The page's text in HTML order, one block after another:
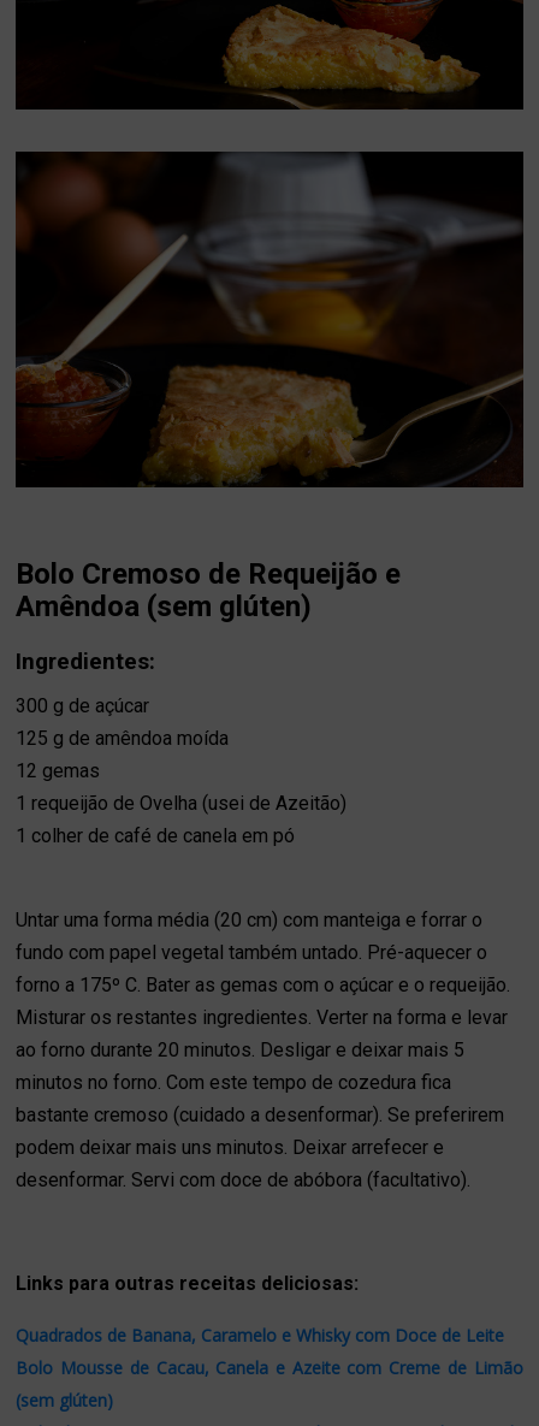
Bolo Cremoso de Requeijão e
Amêndoa (sem glúten)
Ingredientes:
300 g de açúcar
125 g de amêndoa moída
12 gemas
1 requeijão de Ovelha (usei de Azeitão)
1 colher de café de canela em pó
Untar uma forma média (20 cm) com manteiga e forrar o
fundo com papel vegetal também untado. Pré-aquecer o
forno a 175º C. Bater as gemas com o açúcar e o requeijão.
Misturar os restantes ingredientes. Verter na forma e levar
ao forno durante 20 minutos. Desligar e deixar mais 5
minutos no forno. Com este tempo de cozedura fica
bastante cremoso (cuidado a desenformar). Se preferirem
podem deixar mais uns minutos. Deixar arrefecer e
desenformar. Servi com doce de abóbora (facultativo).
Links para outras receitas deliciosas:
Quadrados de Banana, Caramelo e Whisky com Doce de Leite
Bolo Mousse de Cacau, Canela e Azeite com Creme de Limão
(sem glúten)